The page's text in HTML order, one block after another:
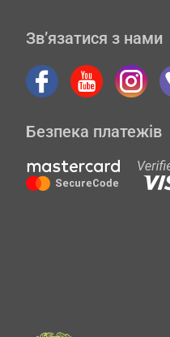
Зв’язатися з нами
Безпека платежів